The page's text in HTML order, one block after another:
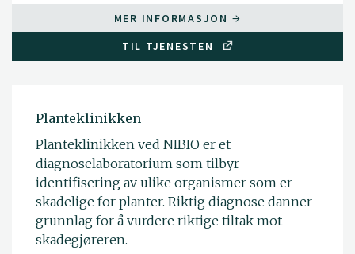
MER INFORMASJON
TIL TJENESTEN
Planteklinikken
Planteklinikken ved NIBIO er et
diagnoselaboratorium som tilbyr
identifisering av ulike organismer som er
skadelige for planter. Riktig diagnose danner
grunnlag for å vurdere riktige tiltak mot
skadegjøreren.